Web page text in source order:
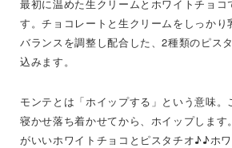
最初に温めた生クリームとホワイトチョコ
す。チョコレートと生クリームをしっかり
バランスを調整し配合した、2種類のピス
込みます。
モンテとは「ホイップする」という意味。
寝かせ落ち着かせてから、ホイップします
がいいホワイトチョコとピスタチオ♪♪ホ